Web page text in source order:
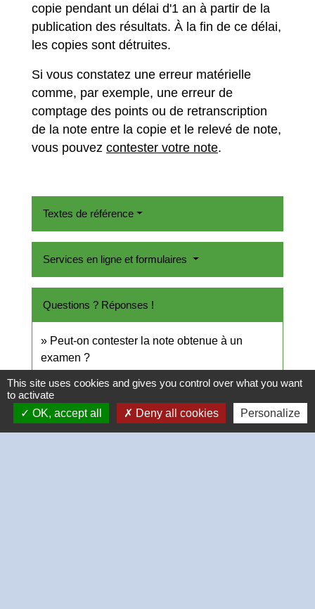
copie pendant un délai d'1 an à partir de la
publication des résultats. À la fin de ce délai,
les copies sont détruites.
Si vous constatez une erreur matérielle
comme, par exemple, une erreur de
comptage des points ou de retranscription
de la note entre la copie et le relevé de note,
vous pouvez contester votre note.
Textes de référence
Services en ligne et formulaires
Questions ? Réponses !
Peut-on contester la note obtenue à un
examen ?
Comment obtenir la copie d'un diplôme ?
Signaler une erreur sur cette page
This site uses cookies and gives you control over what you want
to activate
OK, accept all
Deny all cookies Personalize